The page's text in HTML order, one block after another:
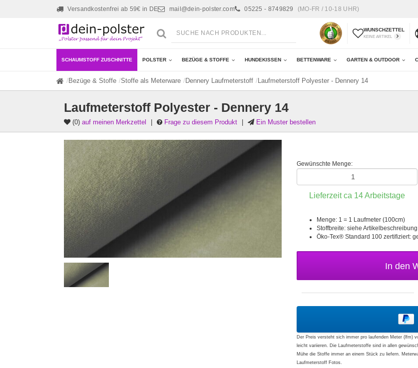
Versandkostenfrei ab 59€ in DE mail@dein-polster.com 05225 - 8749829 (MO-FR / 10-18 UHR)
WUNSCHZETTEL
KEINE ARTIKEL
SCHAUMSTOFF ZUSCHNITTE POLSTER BEZÜGE & STOFFE HUNDEKISSEN BETTENWARE GARTEN & OUTDOOR
Bezüge & Stoffe Stoffe als Meterware Dennery Laufmeterstoff Laufmeterstoff Polyester - Dennery 14
Laufmeterstoff Polyester - Dennery 14
(0) auf meinen Merkzettel Frage zu diesem Produkt Ein Muster bestellen
Gewünschte Menge:
Lieferzeit ca 14Arbeitstage
Menge: 1 = 1 Laufmeter (100cm)
Stoffbreite: siehe Artikelbeschreibung
Öko-Tex® Standard 100 zertifiziert:
In den
Der Preis versteht sich immer pro laufenden Meter (lfm)
leicht variieren. Die Laufmeterstoffe sind in allen
Mühe die Stoffe immer an einem Stück zu liefern.
Laufmeterstoff Fotos.